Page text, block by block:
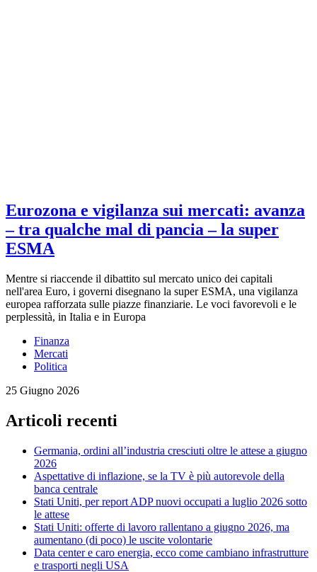
Eurozona e vigilanza sui mercati: avanza
– tra qualche mal di pancia – la super
ESMA
Mentre si riaccende il dibattito sul mercato unico dei capitali
nell'area Euro, i governi disegnano la super ESMA, una vigilanza
europea rafforzata sulle piazze finanziarie. Le voci favorevoli e le
perplessità, in Italia e in Europa
Finanza
Mercati
Politica
25 Giugno 2026
Articoli recenti
Germania, ordini all’industria cresciuti oltre le attese a giugno
2026
Aspettative di inflazione, se la TV è più autorevole della
banca centrale
Stati Uniti, per report ADP nuovi occupati a luglio 2026 sotto
le attese
Stati Uniti: offerte di lavoro rallentano a giugno 2026, ma
aumentano (di poco) le uscite volontarie
Data center e caro energia, ecco come cambiano infrastrutture
e trasporti negli USA